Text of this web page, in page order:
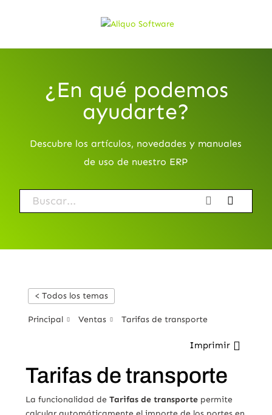
¿En qué podemos
ayudarte?
Descubre los artículos, novedades y manuales
de uso de nuestro ERP
< Todos los temas
Principal Ventas Tarifas de transporte
Imprimir
Tarifas de transporte
La funcionalidad deTarifas de transporte permite